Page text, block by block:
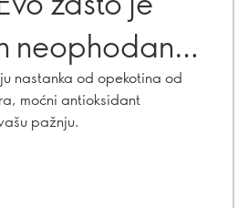
neophodan
nastanka od opekotina od
moćni antioksidant
pažnju.